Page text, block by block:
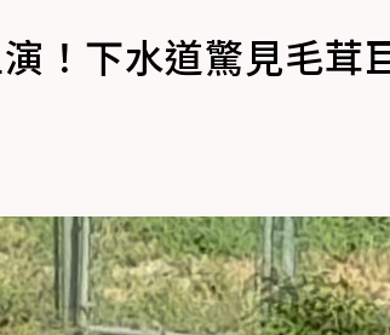
！下水道驚見毛茸